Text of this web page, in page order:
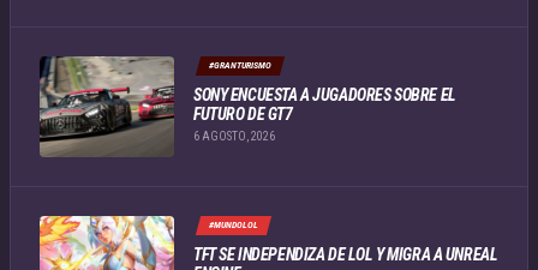
#GRANTURISMO
SONY ENCUESTA A JUGADORES SOBRE EL
FUTURO DE GT7
6 AGOSTO, 2026
#MUNDOLOL
TFT SE INDEPENDIZA DE LOL Y MIGRA A UNREAL